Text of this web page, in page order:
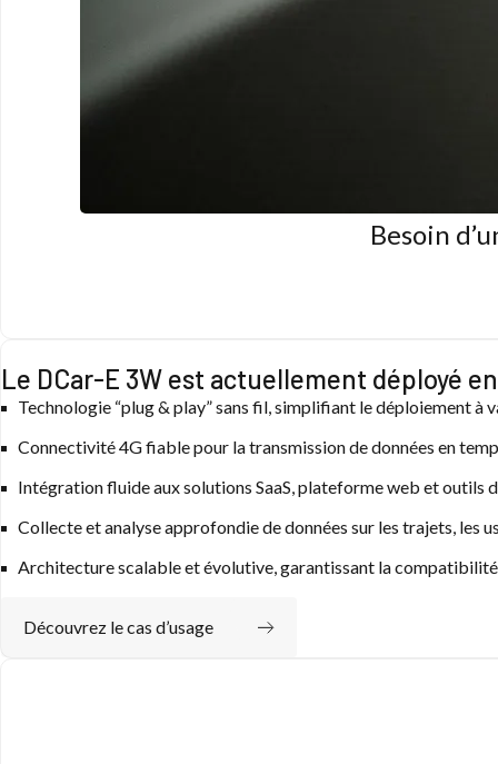
Besoin
Le DCar-E 3W est actuellement déployé
Technologie “plug & play” sans fil, simplifiant le déploiement à
Connectivité 4G fiable pour la transmission de données en
Intégration fluide aux solutions SaaS, plateforme web et outils
Collecte et analyse approfondie de données sur les trajets, les
Architecture scalable et évolutive, garantissant la
Découvrez le cas d’usage